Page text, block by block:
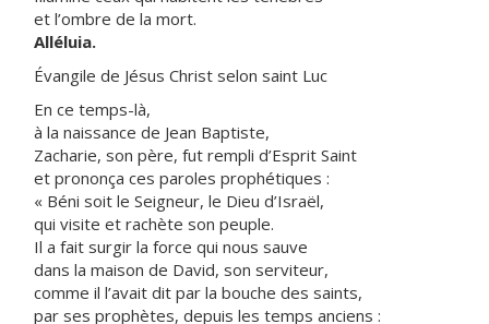
et l’ombre de la mort.
Alléluia.
Évangile de Jésus Christ selon saint Luc
En ce temps-là,
à la naissance de Jean Baptiste,
Zacharie, son père, fut rempli d’Esprit Saint
et prononça ces paroles prophétiques :
« Béni soit le Seigneur, le Dieu d’Israël,
qui visite et rachète son peuple.
Il a fait surgir la force qui nous sauve
dans la maison de David, son serviteur,
comme il l’avait dit par la bouche des saints,
par ses prophètes, depuis les temps anciens :